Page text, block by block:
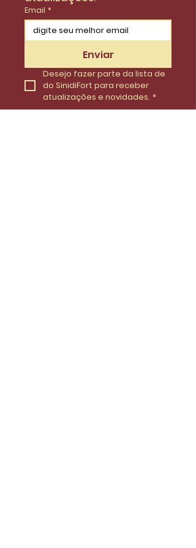
Email *
Enviar
Desejo fazer parte da lista de
do SinidiFort para receber
atualizações e novidades. *